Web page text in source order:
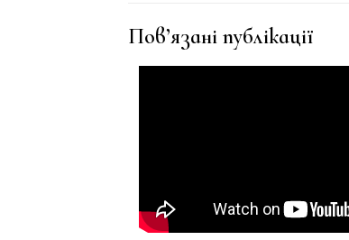
Пов’язані публікації